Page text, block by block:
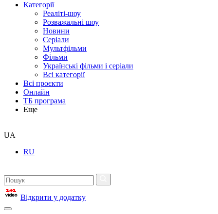
Категорії
Реаліті-шоу
Розважальні шоу
Новини
Серіали
Мультфільми
Фільми
Українські фільми і серіали
Всі категорії
Всі проєкти
Онлайн
ТБ програма
Еще
UA
RU
Відкрити у додатку